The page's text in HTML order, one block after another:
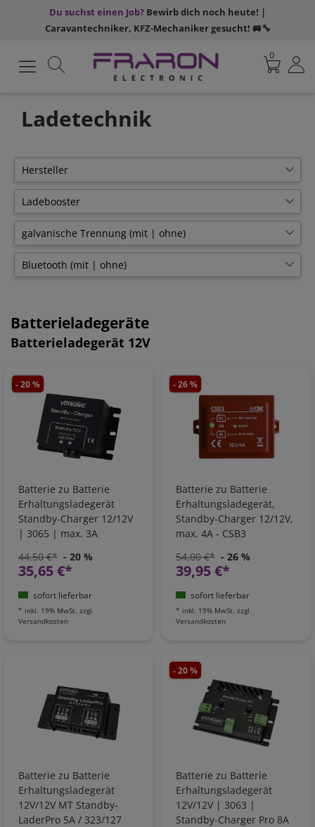
Du suchst einen Job? Bewirb dich noch heute! |
Caravantechniker, KFZ-Mechaniker gesucht! 🚐🔧
0
Ladetechnik
Hersteller
Victron
33
FraRon 17
Votronic 27
EcoFlow
Mastervolt 1
Ladebooster
12V nach 12V
31
12V nach 24V 6
24V nach 12V 10
galvanische Trennung (mit | ohne)
galvanisch getrennt
9
nicht galvanisch getrennt 22
Bluetooth (mit | ohne)
Batterieladegeräte
Batterieladegerät 12V
- 20 %
Batterie zu Batterie
Erhaltungsladegerät
Standby-Charger 12/12V
| 3065 | max. 3A
44,50 €* - 20 %
35,65 €*
sofort lieferbar
* inkl. 19% MwSt. zzgl.
Versandkosten
- 26 %
Batterie zu Batterie
Erhaltungsladegerät,
Standby-Charger 12/12V,
max. 4A - CSB3
54,00 €* - 26 %
39,95 €*
sofort lieferbar
* inkl. 19% MwSt. zzgl.
Versandkosten
Batterie zu Batterie
Erhaltungsladegerät
12V/12V MT Standby-
LaderPro 5A / 323/127
- 20 %
Batterie zu Batterie
Erhaltungsladegerät
12V/12V | 3063 |
Standby-Charger Pro 8A